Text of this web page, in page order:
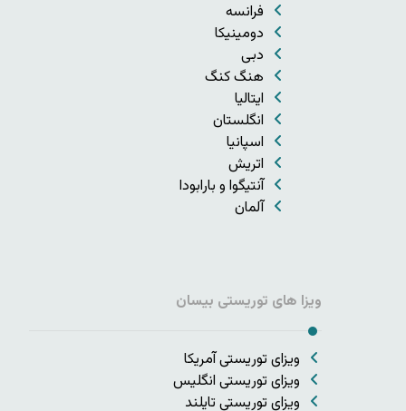
فرانسه
دومینیکا
دبی
هنگ کنگ
ایتالیا
انگلستان
اسپانیا
اتریش
آنتیگوا و بارابودا
آلمان
ویزا های توریستی بیسان
ویزای توریستی آمریکا
ویزای توریستی انگلیس
ویزای توریستی تایلند